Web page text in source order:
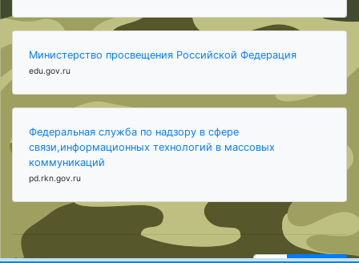
Министерство просвещения Российской Федерация
edu.gov.ru
Федеральная служба по надзору в сфере
связи,информационных технологий в массовых
коммуникаций
pd.rkn.gov.ru